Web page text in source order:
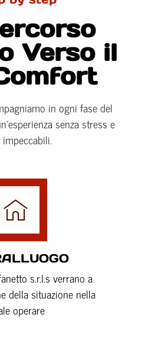
Verso il
in ogni fase del
senza stress e
s.r.l.s verrano a
della situazione nella
operare